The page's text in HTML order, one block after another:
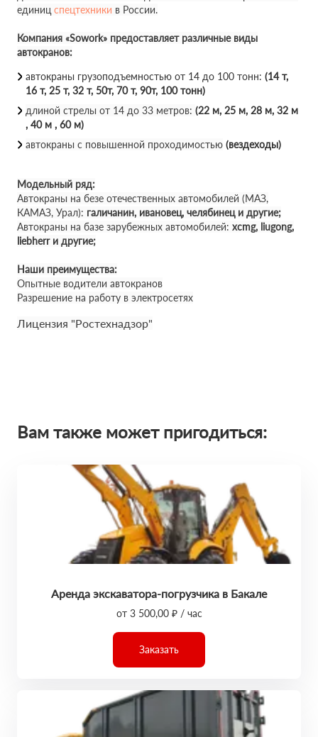
единиц спецтехники в России.
Компания «Sowork» предоставляет различные виды
автокранов:
автокраны грузоподъемностью от 14 до 100 тонн: (14 т,
16 т, 25 т, 32 т, 50т, 70 т, 90т, 100 тонн)
длиной стрелы от 14 до 33 метров: (22 м, 25 м, 28 м, 32 м
, 40 м , 60 м)
автокраны с повышенной проходимостью (вездеходы)
Модельный ряд:
Автокраны на безе отечественных автомобилей (МАЗ,
КАМАЗ, Урал): галичанин, ивановец, челябинец и другие;
Автокраны на базе зарубежных автомобилей: xcmg, liugong,
liebherr и другие;
Наши преимущества:
Опытные водители автокранов
Разрешение на работу в электросетях
Лицензия "Ростехнадзор"
Вам также может пригодиться:
Аренда экскаватора-погрузчика в Бакале
от 3 500,00 ₽ / час
Заказать